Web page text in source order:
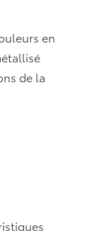
en
de la